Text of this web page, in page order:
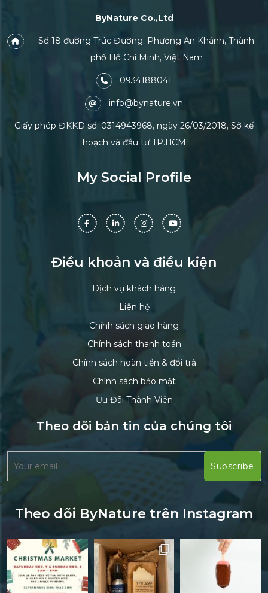
ByNature Co.,Ltd
Số 18 đường Trúc Đường, Phường An Khánh, Thành
phố Hồ Chí Minh, Việt Nam
0934188041
info@bynature.vn
Giấy phép ĐKKD số: 0314943968, ngày 26/03/2018, Sở kế
hoạch và đầu tư TP.HCM
My Social Profile
Điều khoản và điều kiện
Dịch vụ khách hàng
Liên hệ
Chính sách giao hàng
Chính sách thanh toán
Chính sách hoàn tiền & đổi trả
Chính sách bảo mật
Ưu Đãi Thành Viên
Theo dõi bản tin của chúng tôi
Theo dõi ByNature trên Instagram